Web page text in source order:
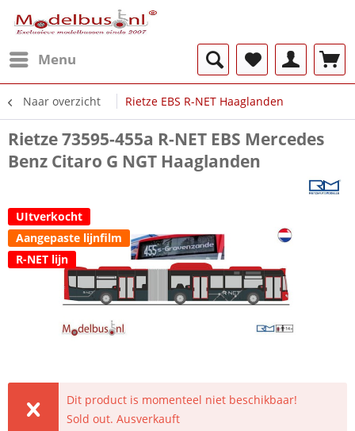
Menu
Naar overzicht Rietze EBS R-NET Haaglanden
Rietze 73595-455a R-NET EBS Mercedes
Benz Citaro G NGT Haaglanden
UItverkocht
Aangepaste lijnfilm
R-NET lijn
Dit product is momenteel niet beschikbaar!
Sold out. Ausverkauft